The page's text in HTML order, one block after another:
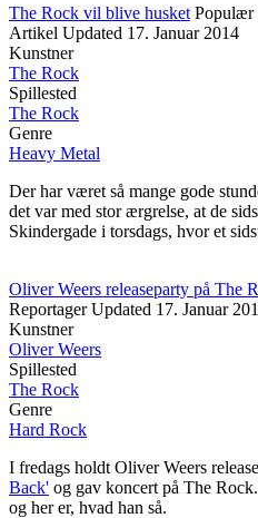
The Rock vil blive husket Populær
Artikel Updated 17. Januar 2014
Kunstner
The Rock
Spillested
The Rock
Genre
Heavy Metal
Der har været så mange gode
det var med stor ærgrelse, at de
Skindergade i torsdags, hvor et
Oliver Weers releaseparty på The
Reportager Updated 17. Januar
Kunstner
Oliver Weers
Spillested
The Rock
Genre
Hard Rock
I fredags holdt Oliver Weers
Back' og gav koncert på The
og her er, hvad han så.